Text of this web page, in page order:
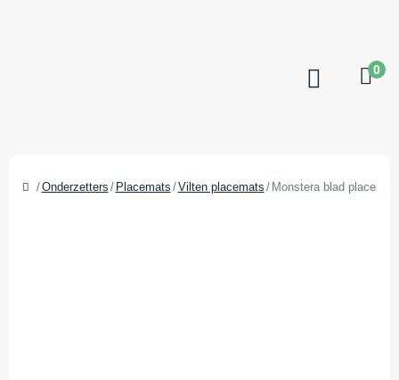
0
Onderzetters Placemats Vilten placemats Monstera blad placemat